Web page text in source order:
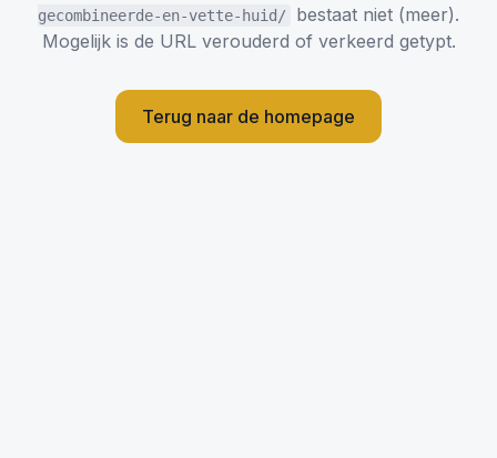
gecombineerde-en-vette-huid/
bestaat niet (meer).
Mogelijk is de URL verouderd of verkeerd getypt.
Terug naar de homepage